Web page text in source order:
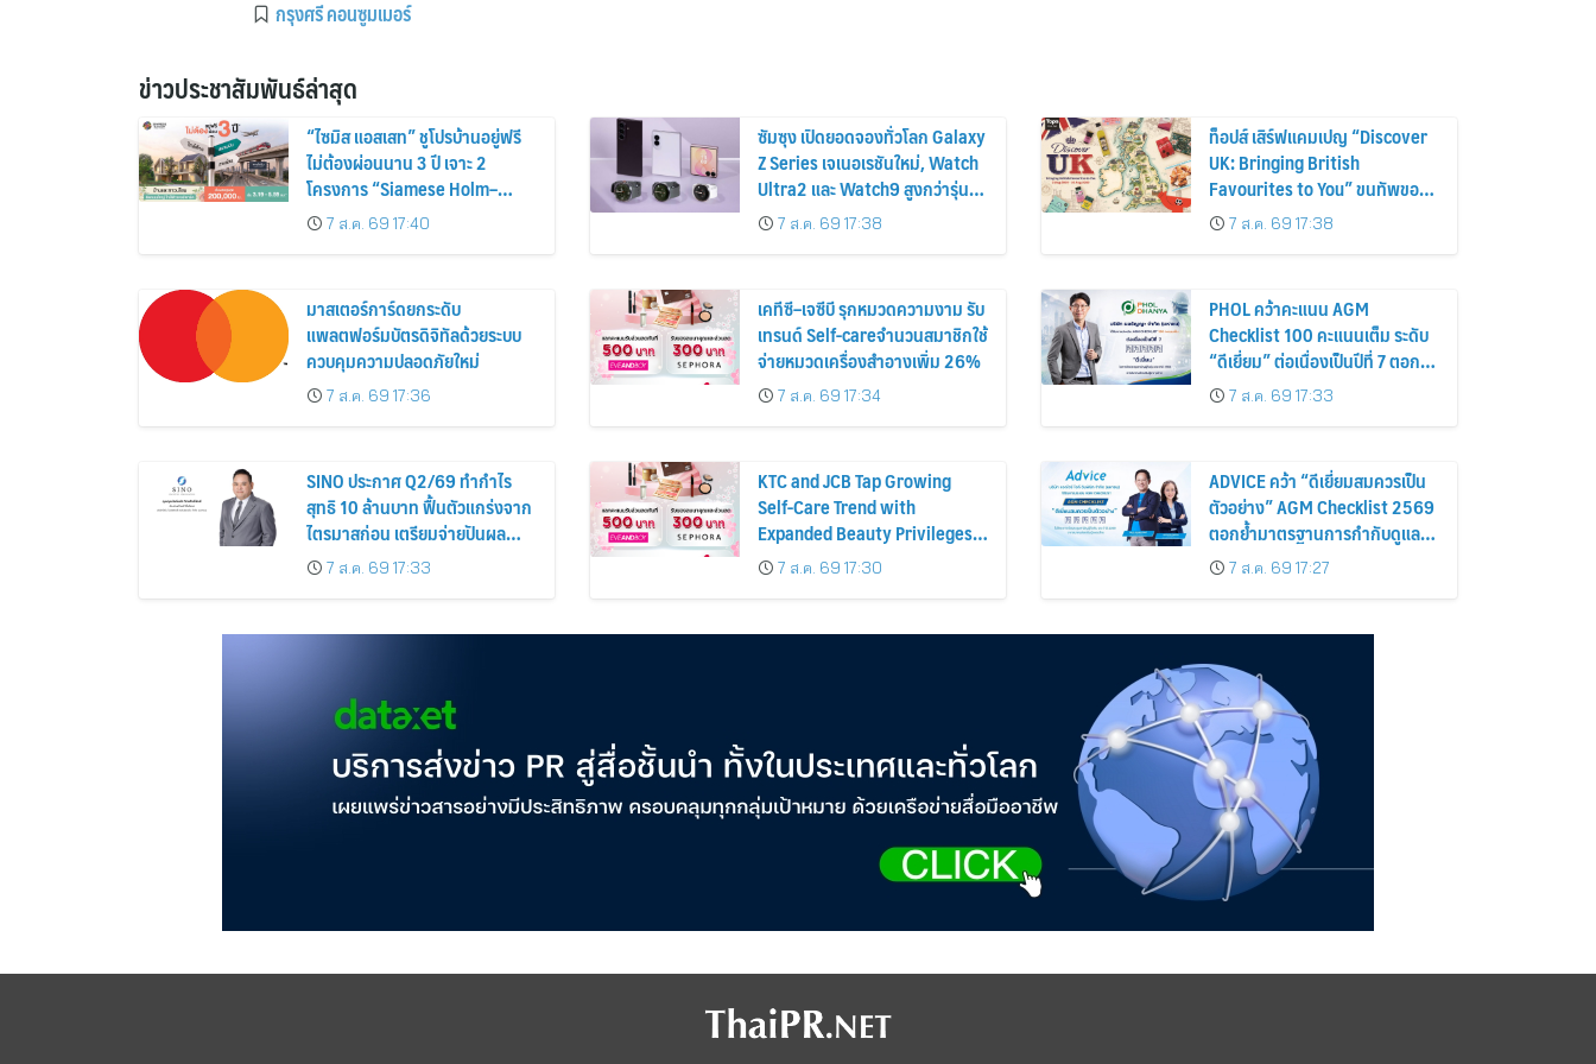
กรุงศรี คอนซูมเมอร์
ข่าวประชาสัมพันธ์ล่าสุด
“ไซมิส แอสเสท” ชูโปรบ้านอยู่ฟรี
ไม่ต้องผ่อนนาน 3 ปี เจาะ 2
โครงการ “Siamese Holm–
Siamese Blossom” พร้อม
ส่วนลดและสิทธิพิเศษถึง 31
7 ส.ค. 69 17:40
ซัมซุง เปิดยอดจองทั่วโลก Galaxy
Z Series เจเนอเรชันใหม่, Watch
Ultra2 และ Watch9 สูงกว่ารุ่น
ก่อนหน้ากว่า 30%
7 ส.ค. 69 17:38
ท็อปส์ เสิร์ฟแคมเปญ “Discover
UK: Bringing British
Favourites to You” ขนทัพของ
อร่อยและไอเท็มฮิตจากสหราช
อาณาจักร ส่งตรงถึงมือตั้งแต่วัน
7 ส.ค. 69 17:38
มาสเตอร์การ์ดยกระดับ
แพลตฟอร์มบัตรดิจิทัลด้วยระบบ
ควบคุมความปลอดภัยใหม่
7 ส.ค. 69 17:36
เคทีซี–เจซีบี รุกหมวดความงาม รับ
เทรนด์ Self-careจำนวนสมาชิกใช้
จ่ายหมวดเครื่องสำอางเพิ่ม 26%
7 ส.ค. 69 17:34
PHOL คว้าคะแนน AGM
Checklist 100 คะแนนเต็ม ระดับ
“ดีเยี่ยม” ต่อเนื่องเป็นปีที่ 7 ตอกย้ำ
การดำเนินธุรกิจตามหลักธรรมาภิ
บาล โปร่งใส สร้างความเชื่อมั่นผู้
7 ส.ค. 69 17:33
SINO ประกาศ Q2/69 ทำกำไร
สุทธิ 10 ล้านบาท ฟื้นตัวแกร่งจาก
ไตรมาสก่อน เตรียมจ่ายปันผล
ระหว่างกาล 0.014423 บาทต่อหุ้น
ครึ่งปีหลังมุ่งเติบโตต่อเนื่อง
7 ส.ค. 69 17:33
KTC and JCB Tap Growing
Self-Care Trend with
Expanded Beauty Privileges
Number of KTC JCB
Cardmembers Spending on
7 ส.ค. 69 17:30
ADVICE คว้า “ดีเยี่ยมสมควรเป็น
ตัวอย่าง” AGM Checklist 2569
ตอกย้ำมาตรฐานการกำกับดูแล
กิจการที่ดี
7 ส.ค. 69 17:27